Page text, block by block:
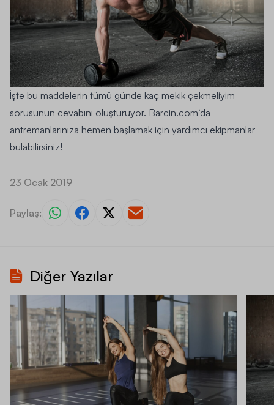
İşte bu maddelerin tümü günde kaç mekik çekmeliyim
sorusunun cevabını oluşturuyor. Barcin.com‘da
antremanlarınıza hemen başlamak için yardımcı ekipmanlar
bulabilirsiniz!
23 Ocak 2019
Paylaş:
Diğer Yazılar